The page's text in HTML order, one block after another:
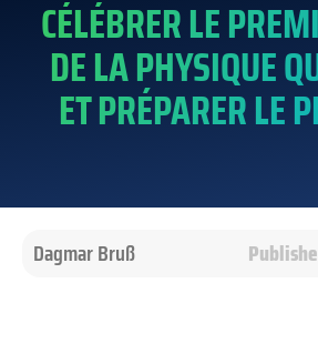
CÉLÉBRER LE
DE LA PHYSIQUE
ET PRÉPARER LE
Dagmar Bruß